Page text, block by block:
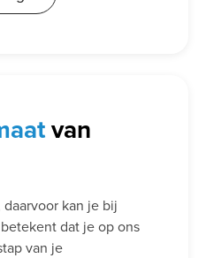
van
kan je bij
dat je op ons
van je